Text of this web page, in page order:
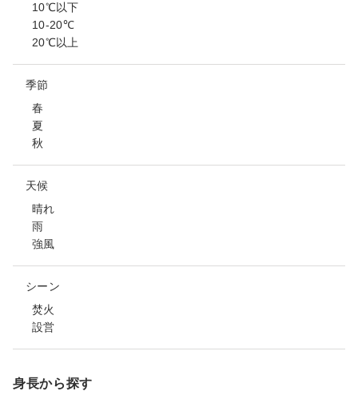
10℃以下
10-20℃
20℃以上
季節
春
夏
秋
天候
晴れ
雨
強風
シーン
焚火
設営
身長から探す